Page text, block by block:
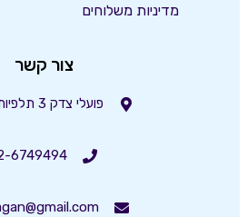
מדיניות משלוחים
צור קשר
פועלי צדק 3 תלפיות ירושלים
6749494